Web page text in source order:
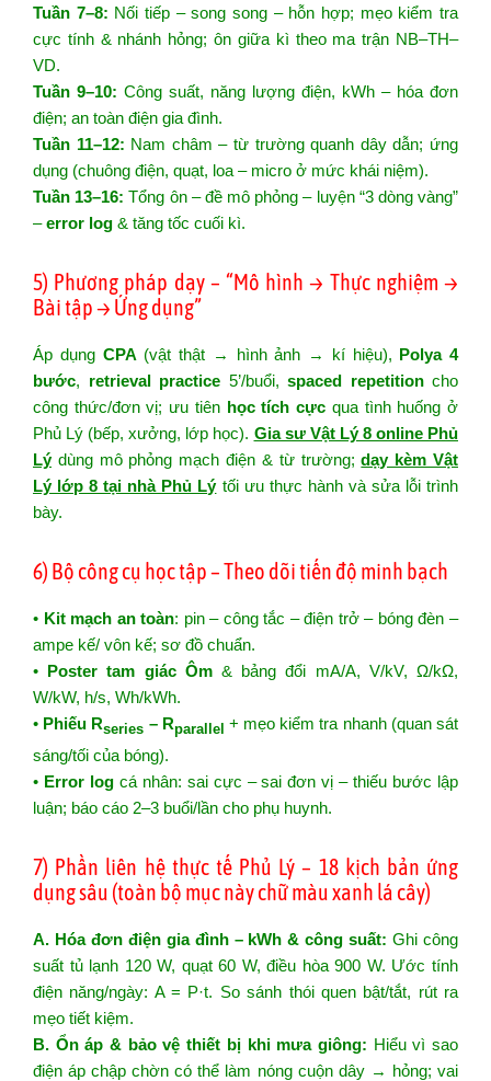
Tuần 7–8: Nối tiếp – song song – hỗn hợp; mẹo kiểm tra
cực tính & nhánh hỏng; ôn giữa kì theo ma trận NB–TH–
VD.
Tuần 9–10: Công suất, năng lượng điện, kWh – hóa đơn
điện; an toàn điện gia đình.
Tuần 11–12: Nam châm – từ trường quanh dây dẫn; ứng
dụng (chuông điện, quạt, loa – micro ở mức khái niệm).
Tuần 13–16: Tổng ôn – đề mô phỏng – luyện “3 dòng vàng”
–error log & tăng tốc cuối kì.
5) Phương pháp dạy – “Mô hình → Thực nghiệm →
Bài tập → Ứng dụng”
Áp dụng CPA (vật thật → hình ảnh → kí hiệu), Polya 4
bước, retrieval practice 5’/buổi, spaced repetitioncho
công thức/đơn vị; ưu tiên học tích cực qua tình huống ở
Phủ Lý (bếp, xưởng, lớp học). Gia sư Vật Lý 8 online Phủ
Lýdùng mô phỏng mạch điện & từ trường;dạy kèm Vật
Lý lớp 8 tại nhà Phủ Lýtối ưu thực hành và sửa lỗi trình
bày.
6) Bộ công cụ học tập – Theo dõi tiến độ minh bạch
• Kit mạch an toàn: pin – công tắc – điện trở – bóng đèn –
ampe kế/ vôn kế; sơ đồ chuẩn.
• Poster tam giác Ôm& bảng đổi mA/A, V/kV, Ω/kΩ,
W/kW, h/s, Wh/kWh.
• Phiếu Rseries – Rparallel + mẹo kiểm tra nhanh (quan sát
sáng/tối của bóng).
• Error logcá nhân: sai cực – sai đơn vị – thiếu bước lập
luận; báo cáo 2–3 buổi/lần cho phụ huynh.
7) Phần liên hệ thực tế Phủ Lý – 18 kịch bản ứng
dụng sâu (toàn bộ mục này chữ màu xanh lá cây)
A. Hóa đơn điện gia đình – kWh & công suất: Ghi công
suất tủ lạnh 120 W, quạt 60 W, điều hòa 900 W. Ước tính
điện năng/ngày: A = P·t. So sánh thói quen bật/tắt, rút ra
mẹo tiết kiệm.
B. Ổn áp & bảo vệ thiết bị khi mưa giông: Hiểu vì sao
điện áp chập chờn có thể làm nóng cuộn dây → hỏng; vai